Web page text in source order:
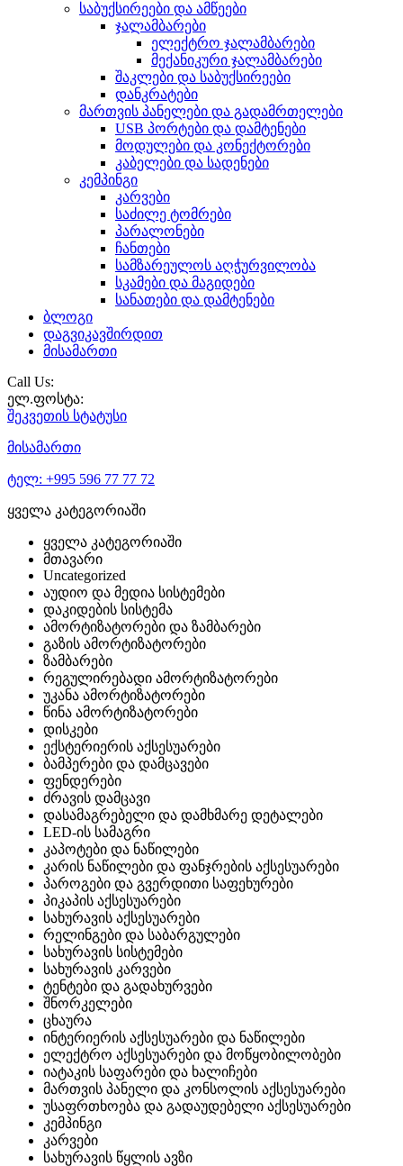
საბუქსირეები და ამწეები
ჯალამბარები
ელექტრო ჯალამბარები
მექანიკური ჯალამბარები
შაკლები და საბუქსირეები
დანკრატები
მართვის პანელები და გადამრთელები
USB პორტები და დამტენები
მოდულები და კონექტორები
კაბელები და სადენები
კემპინგი
კარვები
საძილე ტომრები
პარალონები
ჩანთები
სამზარეულოს აღჭურვილობა
სკამები და მაგიდები
სანათები და დამტენები
ბლოგი
დაგვიკავშირდით
მისამართი
Call Us:
ელ.ფოსტა:
შეკვეთის სტატუსი
მისამართი
ტელ: +995 596 77 77 72
ყველა კატეგორიაში
ყველა კატეგორიაში
მთავარი
Uncategorized
აუდიო და მედია სისტემები
დაკიდების სისტემა
ამორტიზატორები და ზამბარები
გაზის ამორტიზატორები
ზამბარები
რეგულირებადი ამორტიზატორები
უკანა ამორტიზატორები
წინა ამორტიზატორები
დისკები
ექსტერიერის აქსესუარები
ბამპერები და დამცავები
ფენდერები
ძრავის დამცავი
დასამაგრებელი და დამხმარე დეტალები
LED-ის სამაგრი
კაპოტები და ნაწილები
კარის ნაწილები და ფანჯრების აქსესუარები
პაროგები და გვერდითი საფეხურები
პიკაპის აქსესუარები
სახურავის აქსესუარები
რელინგები და საბარგულები
სახურავის სისტემები
სახურავის კარვები
ტენტები და გადახურვები
შნორკელები
ცხაურა
ინტერიერის აქსესუარები და ნაწილები
ელექტრო აქსესუარები და მოწყობილობები
იატაკის საფარები და ხალიჩები
მართვის პანელი და კონსოლის აქსესუარები
უსაფრთხოება და გადაუდებელი აქსესუარები
კემპინგი
კარვები
სახურავის წყლის ავზი